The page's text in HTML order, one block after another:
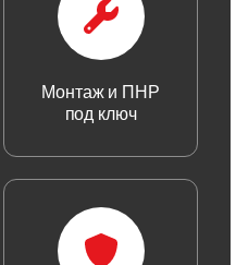
Монтаж и ПНР
под ключ